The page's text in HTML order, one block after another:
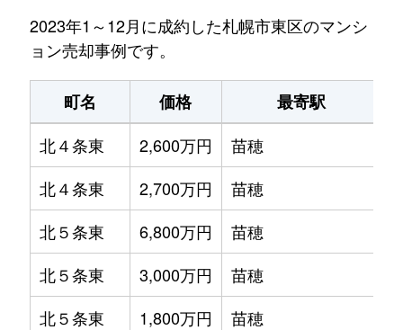
2023年1～12月に成約した札幌市東区のマンシ
ョン売却事例です。
町名 価格 最寄駅
北４条東
2,600万円 苗穂
北４条東
2,700万円 苗穂
北５条東
6,800万円 苗穂
北５条東
3,000万円 苗穂
北５条東
1,800万円 苗穂